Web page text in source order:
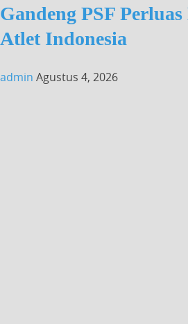
Gandeng PSF Perluas
Atlet Indonesia
admin Agustus 4, 2026